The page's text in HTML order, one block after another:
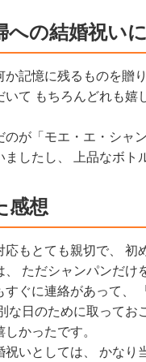
への結婚祝い
記憶に残るものを贈
いて もちろんどれも
が「モエ・エ・シャ
したし、 上品なボト
感想
もとても親切で、
ただシャンパンだけ
すぐに連絡があって、
な日のために取って
かったです。
祝いとしては、 かな